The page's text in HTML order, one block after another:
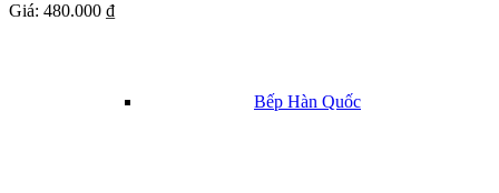
Bếp Hàn Quốc
Giá: 480.000 ₫